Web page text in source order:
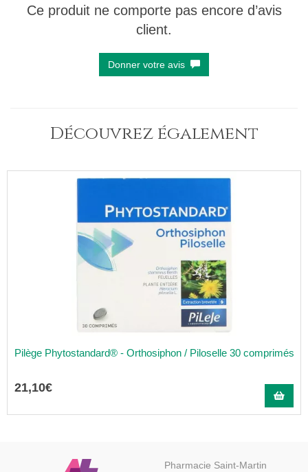
Ce produit ne comporte pas encore d’avis
client.
Donner votre avis
Découvrez également
Pilège Phytostandard® - Orthosiphon / Piloselle 30 comprimés
21,10€
Pharmacie Saint-Martin